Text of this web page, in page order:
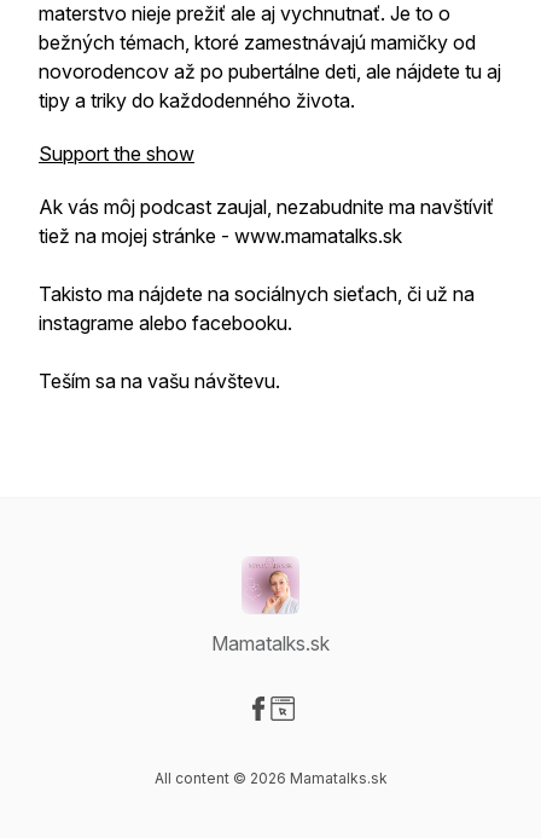
materstvo nieje prežiť ale aj vychnutnať. Je to o
bežných témach, ktoré zamestnávajú mamičky od
novorodencov až po pubertálne deti, ale nájdete tu aj
tipy a triky do každodenného života.
Support the show
Ak vás môj podcast zaujal, nezabudnite ma navštíviť
tiež na mojej stránke - www.mamatalks.sk
Takisto ma nájdete na sociálnych sieťach, či už na
instagrame alebo facebooku.
Teším sa na vašu návštevu.
Mamatalks.sk
All content © 2026 Mamatalks.sk